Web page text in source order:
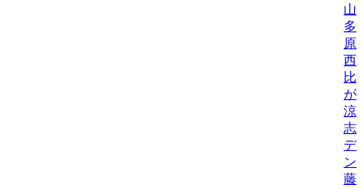
山
多
原
西
比
が
涼/
志
デ
ン
藤